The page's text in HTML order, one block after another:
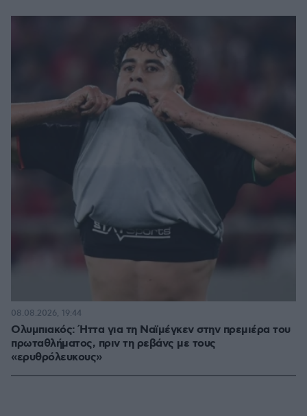
Ολυμπιακός: Ήττα για τη Ναϊμέγκεν στην πρεμιέρα του
πρωταθλήματος, πριν τη ρεβάνς με τους
«ερυθρόλευκους»
08.08.2026, 19:44